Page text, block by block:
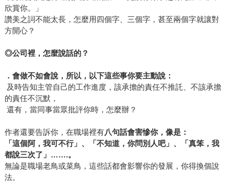
欣賞你。」
讚美之詞不能太長，怎麼用四個字、三個字，甚至兩個字就讓對
方開心？
◎公司裡，怎麼說話的？
．會做不如會說，所以，以下這些事你要主動說：
及時告知主管自己的工作進度，該承擔的責任不推託、不該承擔
的責任不沉默，
還有，當同事當眾批評你時，怎麼辦？
作者還要告訴你，在職場裡有八句話會害慘你，像是：
「這個阿，我可不行」、「不知道，你問別人吧」、「真笨，我
都說三次了」 …….。
無論是職場老鳥或菜鳥，這些話都會影響你的發展，你得換個說
法。